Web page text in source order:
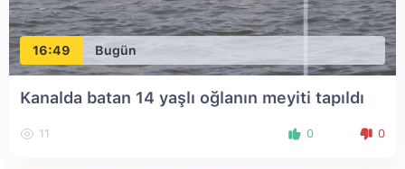
16:49 Bugün
Kanalda batan 14 yaşlı oğlanın meyiti tapıldı
11 0 0